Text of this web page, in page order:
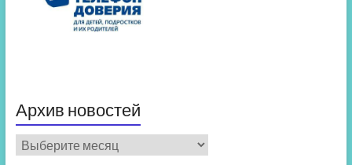
Архив новостей
Архив
новостей